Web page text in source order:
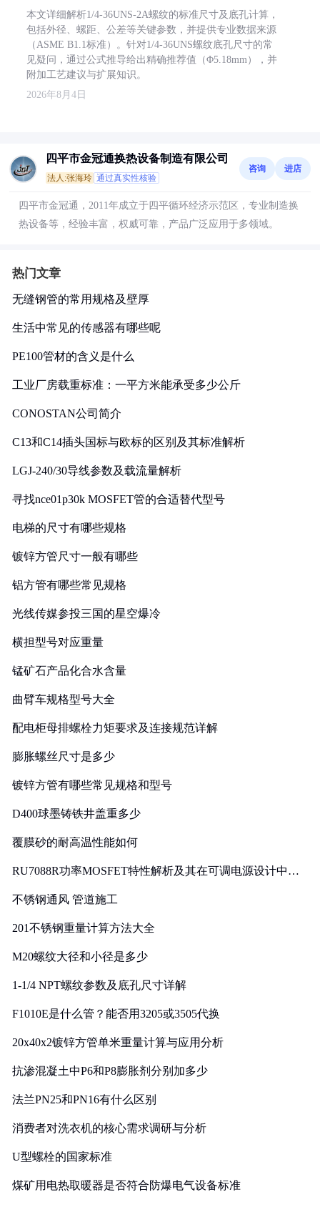
本文详细解析1/4-36UNS-2A螺纹的标准尺寸及底孔计算，
包括外径、螺距、公差等关键参数，并提供专业数据来源
（ASME B1.1标准）。针对1/4-36UNS螺纹底孔尺寸的常
见疑问，通过公式推导给出精确推荐值（Φ5.18mm），并
附加工艺建议与扩展知识。
2026年8月4日
四平市金冠通换热设备制造有限公司
法人:张海玲 通过真实性核验
咨询 进店
四平市金冠通，2011年成立于四平循环经济示范区，专业制造换
热设备等，经验丰富，权威可靠，产品广泛应用于多领域。
热门文章
无缝钢管的常用规格及壁厚
生活中常见的传感器有哪些呢
PE100管材的含义是什么
工业厂房载重标准：一平方米能承受多少公斤
CONOSTAN公司简介
C13和C14插头国标与欧标的区别及其标准解析
LGJ-240/30导线参数及载流量解析
寻找nce01p30k MOSFET管的合适替代型号
电梯的尺寸有哪些规格
镀锌方管尺寸一般有哪些
铝方管有哪些常见规格
光线传媒参投三国的星空爆冷
横担型号对应重量
锰矿石产品化合水含量
曲臂车规格型号大全
配电柜母排螺栓力矩要求及连接规范详解
膨胀螺丝尺寸是多少
镀锌方管有哪些常见规格和型号
D400球墨铸铁井盖重多少
覆膜砂的耐高温性能如何
RU7088R功率MOSFET特性解析及其在可调电源设计中的
不锈钢通风 管道施工
201不锈钢重量计算方法大全
M20螺纹大径和小径是多少
1-1/4 NPT螺纹参数及底孔尺寸详解
F1010E是什么管？能否用3205或3505代换
20x40x2镀锌方管单米重量计算与应用分析
抗渗混凝土中P6和P8膨胀剂分别加多少
法兰PN25和PN16有什么区别
消费者对洗衣机的核心需求调研与分析
U型螺栓的国家标准
煤矿用电热取暖器是否符合防爆电气设备标准